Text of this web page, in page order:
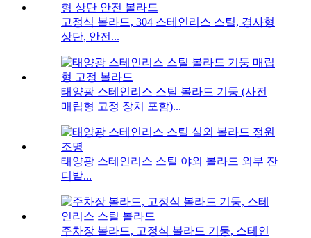
고정식 볼라드, 304 스테인리스 스틸, 경사형
상단, 안전...
태양광 스테인리스 스틸 볼라드 기둥 (사전
매립형 고정 장치 포함)...
태양광 스테인리스 스틸 야외 볼라드 외부 잔
디밭...
주차장 볼라드, 고정식 볼라드 기둥, 스테인